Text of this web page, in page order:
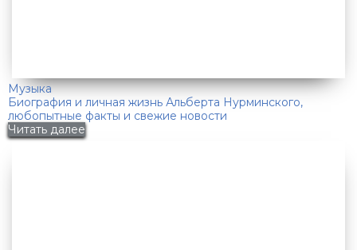
Музыка
Биография и личная жизнь Альберта Нурминского,
любопытные факты и свежие новости
Читать далее